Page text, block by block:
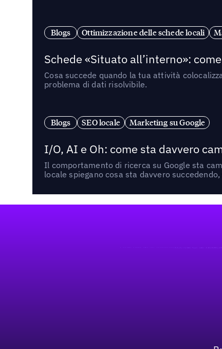
Blogs Ottimizzazione delle schede locali
Schede «Situato all’interno»:
Cosa succede quando la tua attività
problema di dati risolvibile.
Blogs SEO locale Marketing su Google
I/O, AI e Oh: come sta davvero
Il comportamento di ricerca su Google sta
locale spiegano cosa sta davvero